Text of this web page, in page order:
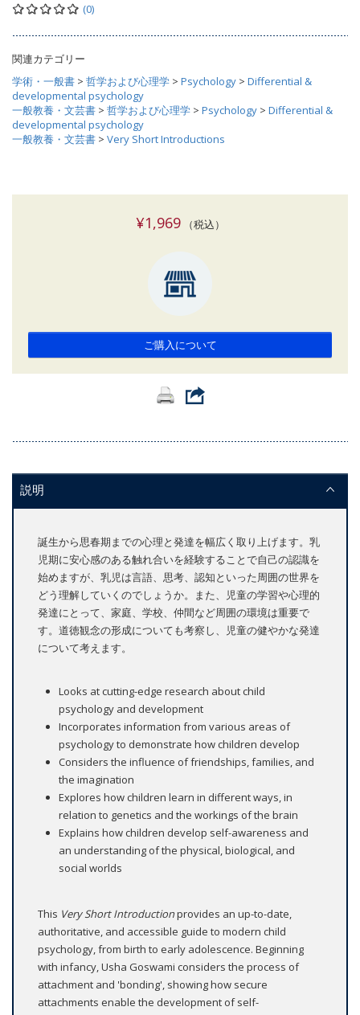
(0)
関連カテゴリー
学術・一般書 > 哲学および心理学 > Psychology > Differential &
developmental psychology
一般教養・文芸書 > 哲学および心理学 > Psychology > Differential &
developmental psychology
一般教養・文芸書 > Very Short Introductions
¥1,969（税込）
ご購入について
説明
誕生から思春期までの心理と発達を幅広く取り上げます。乳
児期に安心感のある触れ合いを経験することで自己の認識を
始めますが、乳児は言語、思考、認知といった周囲の世界を
どう理解していくのでしょうか。また、児童の学習や心理的
発達にとって、家庭、学校、仲間など周囲の環境は重要で
す。道徳観念の形成についても考察し、児童の健やかな発達
について考えます。
Looks at cutting-edge research about child
psychology and development
Incorporates information from various areas of
psychology to demonstrate how children develop
Considers the influence of friendships, families, and
the imagination
Explores how children learn in different ways, in
relation to genetics and the workings of the brain
Explains how children develop self-awareness and
an understanding of the physical, biological, and
social worlds
This Very Short Introductionprovides an up-to-date,
authoritative, and accessible guide to modern child
psychology, from birth to early adolescence. Beginning
with infancy, Usha Goswami considers the process of
attachment and 'bonding', showing how secure
attachments enable the development of self-